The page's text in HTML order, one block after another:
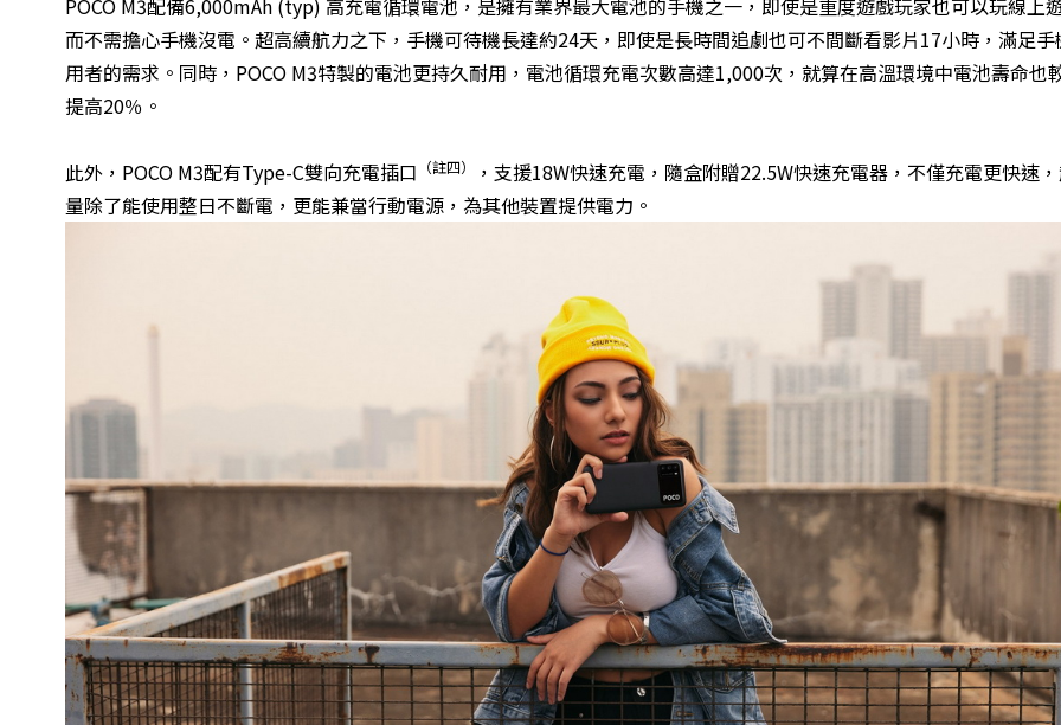
POCO M3配備6,000mAh (typ) 高充電循環電池，是擁有業界最大電池的手機之一，即使是重度遊戲玩家也可以玩線上
而不需擔心手機沒電。超高續航力之下，手機可待機長達約24天，即使是長時間追劇也可不間斷看影片17小時，滿足手
用者的需求。同時，POCO M3特製的電池更持久耐用，電池循環充電次數高達1,000次，就算在高溫環境中電池壽命也
提高20％。
此外，POCO M3配有Type-C雙向充電插口 （註四）
，支援18W快速充電，隨盒附贈22.5W快速充電器，不僅充電更快速
量除了能使用整日不斷電，更能兼當行動電源，為其他裝置提供電力。